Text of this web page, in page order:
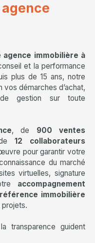
agence immobilière à
et la performance
plus de 15 ans, notre
démarches d’achat,
gestion sur toute
, de 900 ventes
12 collaborateurs
pour garantir votre
du marché
virtuelles, signature
accompagnement
référence immobilière
transparence guident